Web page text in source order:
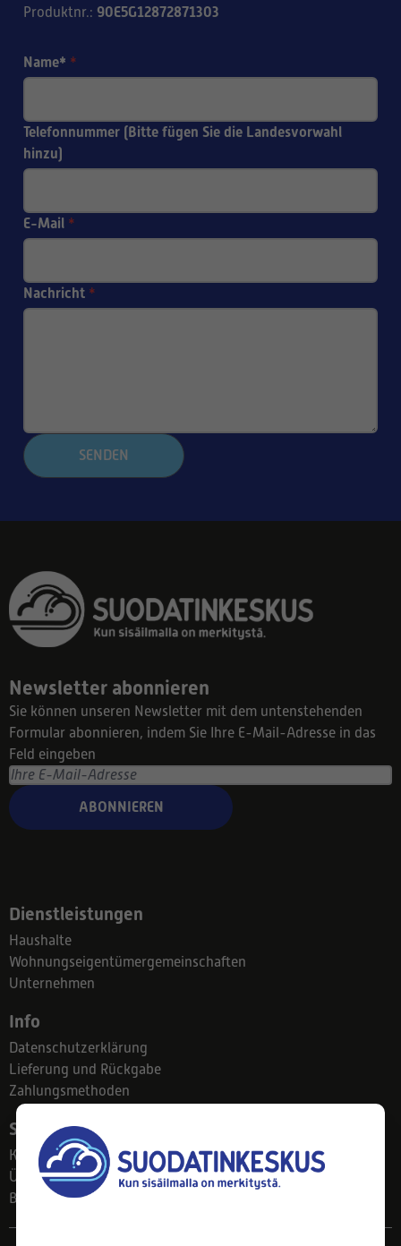
Produktnr.: 90E5G12872871303
Name* *
Telefonnummer (Bitte fügen Sie die Landesvorwahl
hinzu)
E-Mail *
Nachricht *
SENDEN
Newsletter abonnieren
Sie können unseren Newsletter mit dem untenstehenden
Formular abonnieren, indem Sie Ihre E-Mail-Adresse in das
Feld eingeben
ABONNIEREN
Dienstleistungen
Haushalte
Wohnungseigentümergemeinschaften
Unternehmen
Info
Datenschutzerklärung
Lieferung und Rückgabe
Zahlungsmethoden
Suodatinkeskus
Kontakt
Über uns
Blog